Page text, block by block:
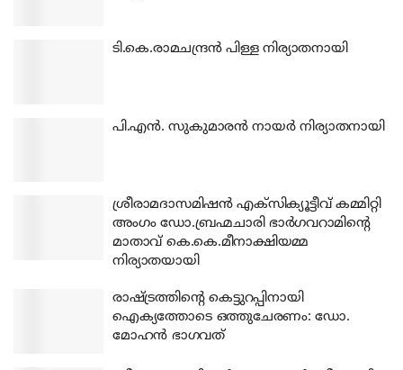
ടി.കെ.രാമചന്ദ്രന്‍ പിള്ള നിര്യാതനായി
പി.എന്‍. സുകുമാരന്‍ നായര്‍ നിര്യാതനായി
ശ്രീരാമദാസമിഷന്‍ എക്‌സിക്യൂട്ടീവ് കമ്മിറ്റി
അംഗം ഡോ.ബ്രഹ്മചാരി ഭാര്‍ഗവറാമിന്റെ
മാതാവ് കെ.കെ.മീനാക്ഷിയമ്മ
നിര്യാതയായി
രാഷ്ട്രത്തിന്റെ കെട്ടുറപ്പിനായി
ഐക്യത്തോടെ ഒത്തുചേരണം: ഡോ.
മോഹന്‍ ഭാഗവത്